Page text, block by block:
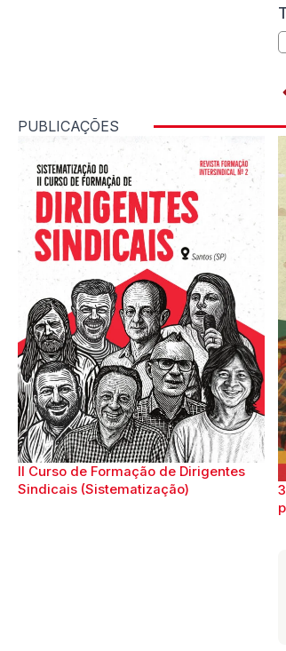
PUBLICAÇÕES
II Curso de Formação de Dirigentes
Sindicais (Sistematização)